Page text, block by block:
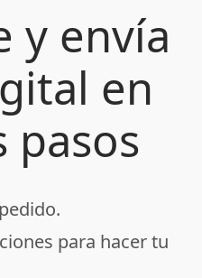
y envía
en
pasos
para hacer tu